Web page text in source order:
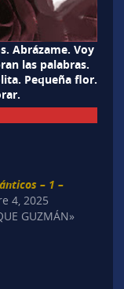
Abrázame. Voy
las palabras.
Pequeña flor.
– 1 –
4, 2025
GUZMÁN»